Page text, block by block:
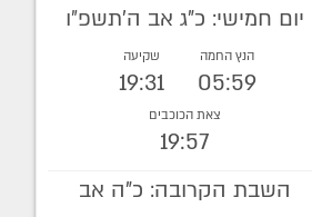
יום חמישי: כ"ג אב ה׳תשפ״ו
הנץ החמה
05:59
שקיעה
19:31
צאת הכוכבים
19:57
השבת הקרובה: כ"ה אב